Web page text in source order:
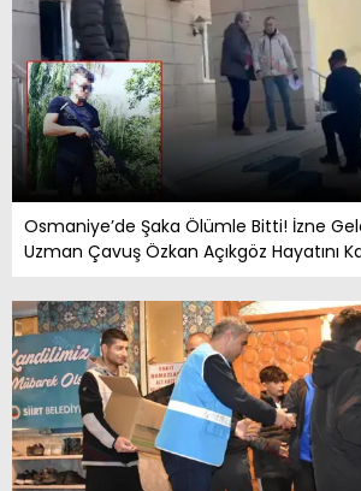
Osmaniye’de Şaka Ölümle Bitti! İzne
Uzman Çavuş Özkan Açıkgöz Hayatını